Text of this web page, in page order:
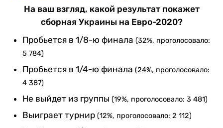
На ваш взгляд, какой результат покажет
сборная Украины на Евро-2020?
Пробьется в 1/8-ю финала (32%, проголосовало:
5 784)
Пробьется в 1/4-ю финала (24%, проголосовало:
4 387)
Не выйдет из группы (19%, проголосовало: 3 481)
Выиграет турнир (12%, проголосовало: 2 112)